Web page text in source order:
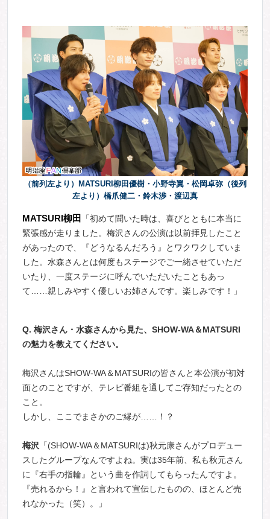
（前列左より）MATSURI柳田優樹・小野寺翼・松岡卓弥（後列
左より）橋爪健二・鈴木渉・渡辺真
MATSURI 柳田
「初めて聞いた時は、喜びとともに本当に
緊張感が走りました。梅沢さんの公演は以前拝見したこと
があったので、『どうなるんだろう』とワクワクしていま
した。水森さんとは何度もステージでご一緒させていただ
いたり、一度ステージに呼んでいただいたこともあっ
て……親しみやすく優しいお姉さんです。楽しみです！」
Q. 梅沢さん・水森さんから見た、SHOW-WA＆MATSURI
の魅力を教えてください。
梅沢さんはSHOW-WA＆MATSURIの皆さんと本公演が初対
面とのことですが、テレビ番組を通してご存知だったとの
こと。
しかし、ここでまさかのご縁が……！？
梅沢 「(SHOW-WA＆MATSURIは)秋元康さんがプロデュー
スしたグループなんですよね。実は35年前、私も秋元さん
に『右手の指輪』という曲を作詞してもらったんですよ。
『売れるから！』と言われて宣伝したものの、ほとんど売
れなかった（笑）。」